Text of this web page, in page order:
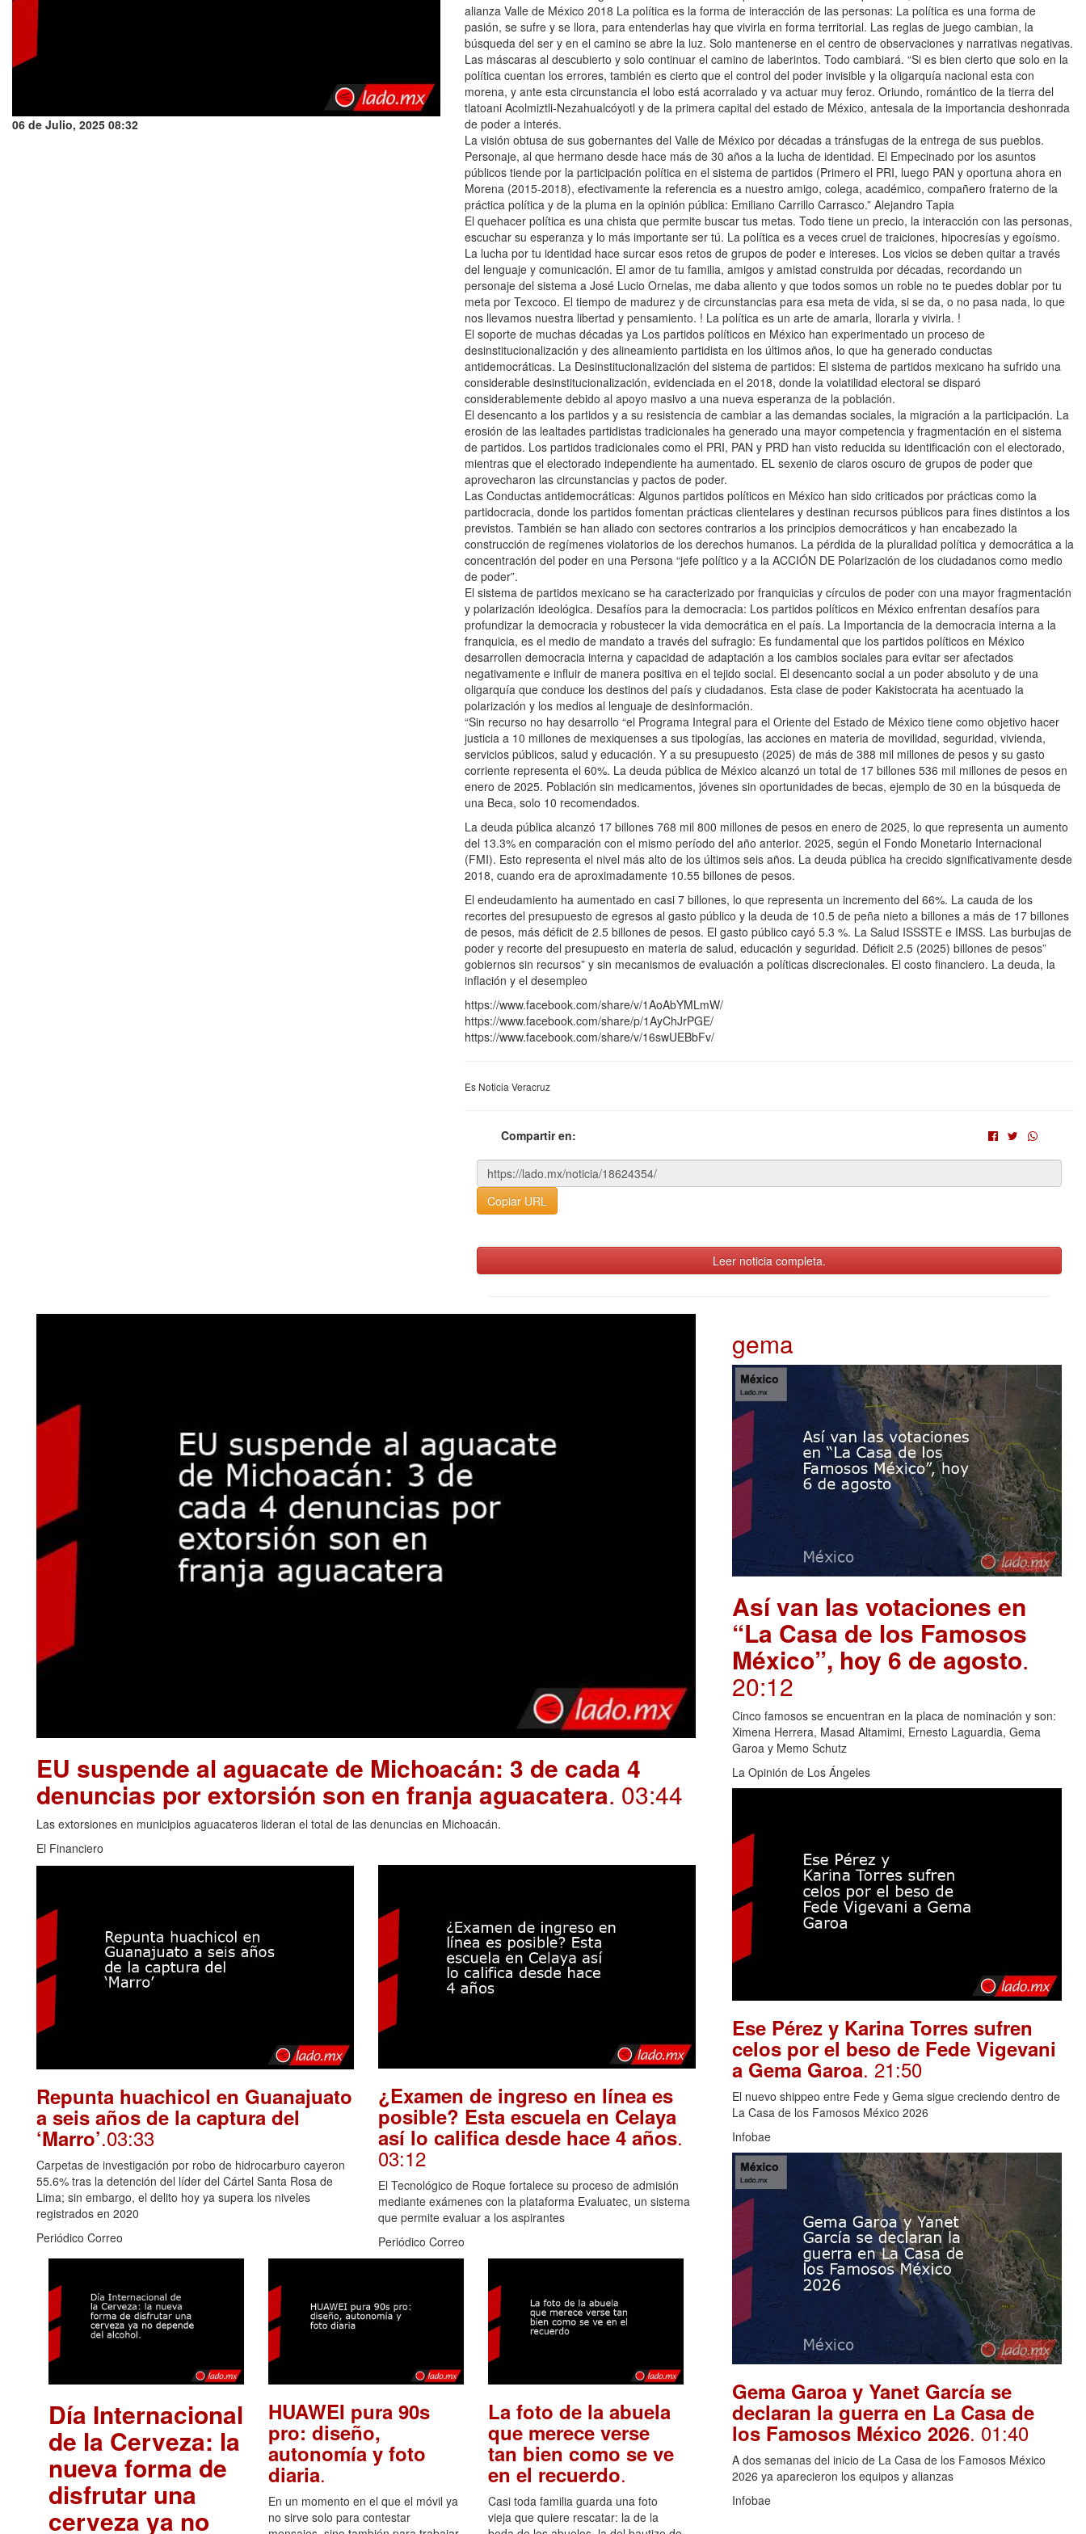
06 de Julio, 2025 08:32
alianza Valle de México 2018 La política es la forma de interacción de las personas: La política es una forma de
pasión, se sufre y se llora, para entenderlas hay que vivirla en forma territorial. Las reglas de juego cambian, la
búsqueda del ser y en el camino se abre la luz. Solo mantenerse en el centro de observaciones y narrativas negativas.
Las máscaras al descubierto y solo continuar el camino de laberintos. Todo cambiará. “Si es bien cierto que solo en la
política cuentan los errores, también es cierto que el control del poder invisible y la oligarquía nacional esta con
morena, y ante esta circunstancia el lobo está acorralado y va actuar muy feroz. Oriundo, romántico de la tierra del
tlatoani Acolmiztli-Nezahualcóyotl y de la primera capital del estado de México, antesala de la importancia deshonrada
de poder a interés.
La visión obtusa de sus gobernantes del Valle de México por décadas a tránsfugas de la entrega de sus pueblos.
Personaje, al que hermano desde hace más de 30 años a la lucha de identidad. El Empecinado por los asuntos
públicos tiende por la participación política en el sistema de partidos (Primero el PRI, luego PAN y oportuna ahora en
Morena (2015-2018), efectivamente la referencia es a nuestro amigo, colega, académico, compañero fraterno de la
práctica política y de la pluma en la opinión pública: Emiliano Carrillo Carrasco.” Alejandro Tapia
El quehacer política es una chista que permite buscar tus metas. Todo tiene un precio, la interacción con las personas,
escuchar su esperanza y lo más importante ser tú. La política es a veces cruel de traiciones, hipocresías y egoísmo.
La lucha por tu identidad hace surcar esos retos de grupos de poder e intereses. Los vicios se deben quitar a través
del lenguaje y comunicación. El amor de tu familia, amigos y amistad construida por décadas, recordando un
personaje del sistema a José Lucio Ornelas, me daba aliento y que todos somos un roble no te puedes doblar por tu
meta por Texcoco. El tiempo de madurez y de circunstancias para esa meta de vida, si se da, o no pasa nada, lo que
nos llevamos nuestra libertad y pensamiento. ! La política es un arte de amarla, llorarla y vivirla. !
El soporte de muchas décadas ya Los partidos políticos en México han experimentado un proceso de
desinstitucionalización y des alineamiento partidista en los últimos años, lo que ha generado conductas
antidemocráticas. La Desinstitucionalización del sistema de partidos: El sistema de partidos mexicano ha sufrido una
considerable desinstitucionalización, evidenciada en el 2018, donde la volatilidad electoral se disparó
considerablemente debido al apoyo masivo a una nueva esperanza de la población.
El desencanto a los partidos y a su resistencia de cambiar a las demandas sociales, la migración a la participación. La
erosión de las lealtades partidistas tradicionales ha generado una mayor competencia y fragmentación en el sistema
de partidos. Los partidos tradicionales como el PRI, PAN y PRD han visto reducida su identificación con el electorado,
mientras que el electorado independiente ha aumentado. EL sexenio de claros oscuro de grupos de poder que
aprovecharon las circunstancias y pactos de poder.
Las Conductas antidemocráticas: Algunos partidos políticos en México han sido criticados por prácticas como la
partidocracia, donde los partidos fomentan prácticas clientelares y destinan recursos públicos para fines distintos a los
previstos. También se han aliado con sectores contrarios a los principios democráticos y han encabezado la
construcción de regímenes violatorios de los derechos humanos. La pérdida de la pluralidad política y democrática a la
concentración del poder en una Persona “jefe político y a la ACCIÓN DE Polarización de los ciudadanos como medio
de poder”.
El sistema de partidos mexicano se ha caracterizado por franquicias y círculos de poder con una mayor fragmentación
y polarización ideológica. Desafíos para la democracia: Los partidos políticos en México enfrentan desafíos para
profundizar la democracia y robustecer la vida democrática en el país. La Importancia de la democracia interna a la
franquicia, es el medio de mandato a través del sufragio: Es fundamental que los partidos políticos en México
desarrollen democracia interna y capacidad de adaptación a los cambios sociales para evitar ser afectados
negativamente e influir de manera positiva en el tejido social. El desencanto social a un poder absoluto y de una
oligarquía que conduce los destinos del país y ciudadanos. Esta clase de poder Kakistocrata ha acentuado la
polarización y los medios al lenguaje de desinformación.
“Sin recurso no hay desarrollo “el Programa Integral para el Oriente del Estado de México tiene como objetivo hacer
justicia a 10 millones de mexiquenses a sus tipologías, las acciones en materia de movilidad, seguridad, vivienda,
servicios públicos, salud y educación. Y a su presupuesto (2025) de más de 388 mil millones de pesos y su gasto
corriente representa el 60%. La deuda pública de México alcanzó un total de 17 billones 536 mil millones de pesos en
enero de 2025. Población sin medicamentos, jóvenes sin oportunidades de becas, ejemplo de 30 en la búsqueda de
una Beca, solo 10 recomendados.
La deuda pública alcanzó 17 billones 768 mil 800 millones de pesos en enero de 2025, lo que representa un aumento
del 13.3% en comparación con el mismo período del año anterior. 2025, según el Fondo Monetario Internacional
(FMI). Esto representa el nivel más alto de los últimos seis años. La deuda pública ha crecido significativamente desde
2018, cuando era de aproximadamente 10.55 billones de pesos.
El endeudamiento ha aumentado en casi 7 billones, lo que representa un incremento del 66%. La cauda de los
recortes del presupuesto de egresos al gasto público y la deuda de 10.5 de peña nieto a billones a más de 17 billones
de pesos, más déficit de 2.5 billones de pesos. El gasto público cayó 5.3 %. La Salud ISSSTE e IMSS. Las burbujas de
poder y recorte del presupuesto en materia de salud, educación y seguridad. Déficit 2.5 (2025) billones de pesos”
gobiernos sin recursos” y sin mecanismos de evaluación a políticas discrecionales. El costo financiero. La deuda, la
inflación y el desempleo
https://www.facebook.com/share/v/1AoAbYMLmW/
https://www.facebook.com/share/p/1AyChJrPGE/
https://www.facebook.com/share/v/16swUEBbFv/
Es Noticia Veracruz
Compartir en:
Copiar URL
Leer noticia completa.
EU suspende al aguacate de Michoacán: 3 de cada 4
denuncias por extorsión son en franja aguacatera. 03:44
Las extorsiones en municipios aguacateros lideran el total de las denuncias en Michoacán.
El Financiero
Repunta huachicol en Guanajuato
a seis años de la captura del
‘Marro’.03:33
Carpetas de investigación por robo de hidrocarburo cayeron
55.6% tras la detención del líder del Cártel Santa Rosa de
Lima; sin embargo, el delito hoy ya supera los niveles
registrados en 2020
Periódico Correo
¿Examen de ingreso en línea es
posible? Esta escuela en Celaya
así lo califica desde hace 4 años.
03:12
El Tecnológico de Roque fortalece su proceso de admisión
mediante exámenes con la plataforma Evaluatec, un sistema
que permite evaluar a los aspirantes
Periódico Correo
Día Internacional
de la Cerveza: la
nueva forma de
disfrutar una
cerveza ya no
HUAWEI pura 90s
pro: diseño,
autonomía y foto
diaria.
En un momento en el que el móvil ya
no sirve solo para contestar
La foto de la abuela
que merece verse
tan bien como se ve
en el recuerdo.
Casi toda familia guarda una foto
vieja que quiere rescatar: la de la
gema
Así van las votaciones en
“La Casa de los Famosos
México”, hoy 6 de agosto.
20:12
Cinco famosos se encuentran en la placa de nominación y son:
Ximena Herrera, Masad Altamimi, Ernesto Laguardia, Gema
Garoa y Memo Schutz
La Opinión de Los Ángeles
Ese Pérez y Karina Torres sufren
celos por el beso de Fede Vigevani
a Gema Garoa. 21:50
El nuevo shippeo entre Fede y Gema sigue creciendo dentro de
La Casa de los Famosos México 2026
Infobae
Gema Garoa y Yanet García se
declaran la guerra en La Casa de
los Famosos México 2026. 01:40
A dos semanas del inicio de La Casa de los Famosos México
2026 ya aparecieron los equipos y alianzas
Infobae